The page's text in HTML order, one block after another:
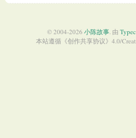
© 2004-2026 小陈故事. 由
本站遵循《创作共享协议》4.0/